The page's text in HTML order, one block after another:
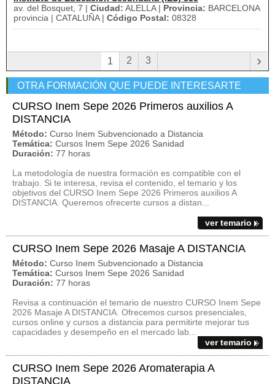
av. del Bosquet, 7 | Ciudad: ALELLA | Provincia: BARCELONA
provincia | CATALUÑA | Código Postal: 08328
1 2 3 ›
OTRA FORMACIÓN QUE PUEDE INTERESARTE
CURSO Inem Sepe 2026 Primeros auxilios A
DISTANCIA
Método: Curso Inem Subvencionado a Distancia
Temática: Cursos Inem Sepe 2026 Sanidad
Duración: 77 horas
La metodología de nuestra formación es compatible con el
trabajo. Si te interesa, revisa el contenido, el temario y los
objetivos del CURSO Inem Sepe 2026 Primeros auxilios A
DISTANCIA. Queremos ofrecerte cursos a distan...
ver temario
CURSO Inem Sepe 2026 Masaje A DISTANCIA
Método: Curso Inem Subvencionado a Distancia
Temática: Cursos Inem Sepe 2026 Sanidad
Duración: 77 horas
Revisa a continuación el temario de nuestro CURSO Inem Sepe
2026 Masaje A DISTANCIA. Ofrecemos cursos presenciales,
cursos online y cursos a distancia para permitirte mejorar tus
capacidades y desempeño en el mercado lab...
ver temario
CURSO Inem Sepe 2026 Aromaterapia A
DISTANCIA